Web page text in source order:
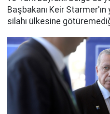
Başbakanı Keir
silahı ülkesine